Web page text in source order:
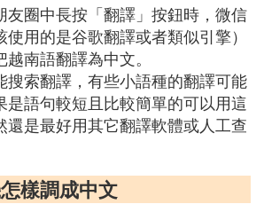
友圈中長按「翻譯」按鈕時，微信
用的是谷歌翻譯或者類似引擎）
南語翻譯為中文。
搜索翻譯，有些小語種的翻譯可能
是語句較短且比較簡單的可以用這
還是最好用其它翻譯軟體或人工查
樣調成中文